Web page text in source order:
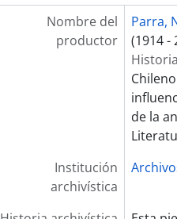
Nombre del
productor
Parra,
(1914 -
de la
Institución
archivística